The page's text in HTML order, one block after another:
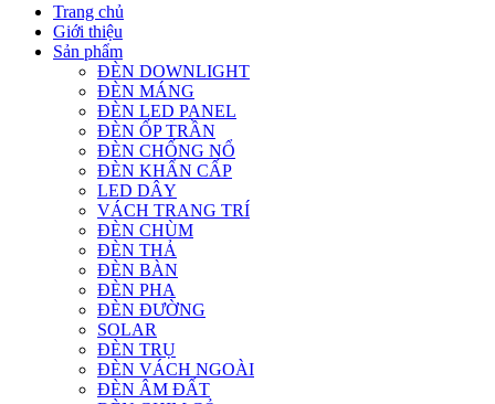
Trang chủ
Giới thiệu
Sản phẩm
ĐÈN DOWNLIGHT
ĐÈN MÁNG
ĐÈN LED PANEL
ĐÈN ỐP TRẦN
ĐÈN CHỐNG NỔ
ĐÈN KHẨN CẤP
LED DÂY
VÁCH TRANG TRÍ
ĐÈN CHÙM
ĐÈN THẢ
ĐÈN BÀN
ĐÈN PHA
ĐÈN ĐƯỜNG
SOLAR
ĐÈN TRỤ
ĐÈN VÁCH NGOÀI
ĐÈN ÂM ĐẤT